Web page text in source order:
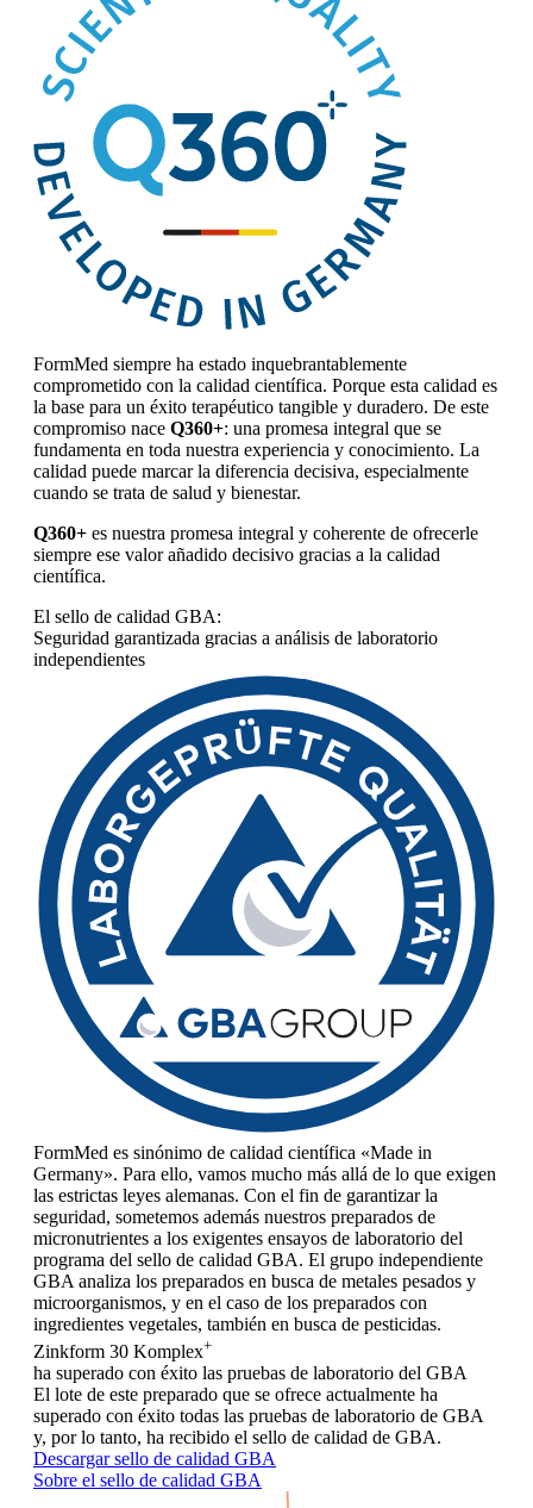
FormMed siempre ha estado inquebrantablemente
comprometido con la calidad científica. Porque esta calidad es
la base para un éxito terapéutico tangible y duradero. De este
compromiso nace Q360+: una promesa integral que se
fundamenta en toda nuestra experiencia y conocimiento. La
calidad puede marcar la diferencia decisiva, especialmente
cuando se trata de salud y bienestar.
Q360+ es nuestra promesa integral y coherente de ofrecerle
siempre ese valor añadido decisivo gracias a la calidad
científica.
El sello de calidad GBA:
Seguridad garantizada gracias a análisis de laboratorio
independientes
FormMed es sinónimo de calidad científica «Made in
Germany». Para ello, vamos mucho más allá de lo que exigen
las estrictas leyes alemanas. Con el fin de garantizar la
seguridad, sometemos además nuestros preparados de
micronutrientes a los exigentes ensayos de laboratorio del
programa del sello de calidad GBA. El grupo independiente
GBA analiza los preparados en busca de metales pesados y
microorganismos, y en el caso de los preparados con
ingredientes vegetales, también en busca de pesticidas.
Zinkform 30 Komplex+
ha superado con éxito las pruebas de laboratorio del GBA
El lote de este preparado que se ofrece actualmente ha
superado con éxito todas las pruebas de laboratorio de GBA
y, por lo tanto, ha recibido el sello de calidad de GBA.
Descargar sello de calidad GBA
Sobre el sello de calidad GBA